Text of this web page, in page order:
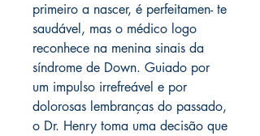
primeiro a nascer, é perfeitamen- te
saudável, mas o médico logo
reconhece na menina sinais da
síndrome de Down. Guiado por
um impulso irrefreável e por
dolorosas lembranças do passado,
o Dr. Henry toma uma decisão que